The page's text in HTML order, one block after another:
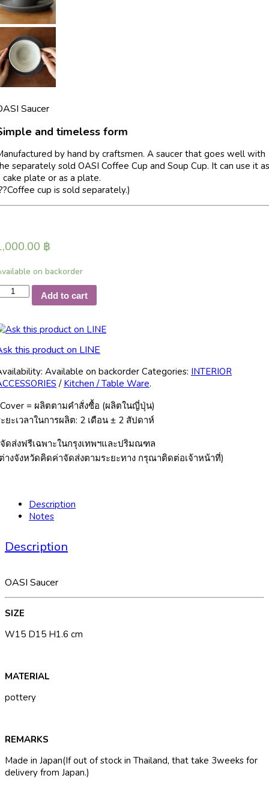
Saucer
and timeless form
by hand by craftsmen. A saucer that goes well with
separately sold OASI Coffee Cup and Soup Cup. It can use it as
cake plate or as a plate.
cup is sold separately.)
฿
on backorder
Add to cart
this product on LINE
Available on backorder Categories: INTERIOR
/ Kitchen / Table Ware.
= ผลิตตามคำสั่งซื้อ (ผลิตในญี่ปุ่น)
ยะเวลาในการผลิต: 2 เดือน ± 2 สัปดาห์
ดส่งฟรีเฉพาะในกรุงเทพฯและปริมณฑล
างจังหวัดคิดค่าจัดส่งตามระยะทาง กรุณาติดต่อเจ้าหน้าที่)
Description
Notes
Description
OASI Saucer
SIZE
W15 D15 H1.6 cm
MATERIAL
pottery
REMARKS
Made in Japan(If out of stock in Thailand, that take 3weeks for
delivery from Japan.)